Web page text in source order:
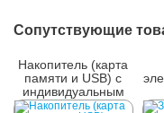
Сопутствующие
Накопитель (карта
памяти и USB) с
индивидуальным
ПО